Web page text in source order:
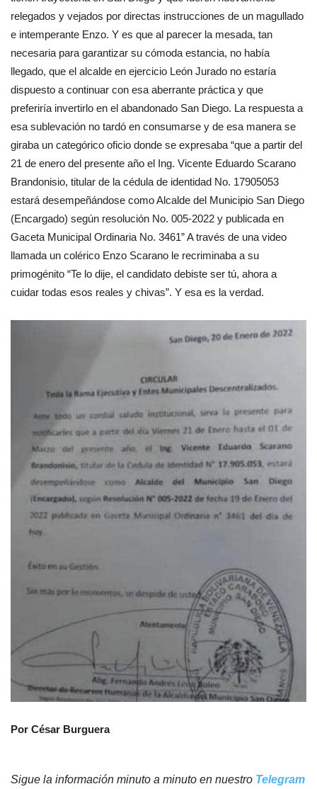
relegados y vejados por directas instrucciones de un magullado
e intemperante Enzo. Y es que al parecer la mesada, tan
necesaria para garantizar su cómoda estancia, no había
llegado, que el alcalde en ejercicio León Jurado no estaría
dispuesto a continuar con esa aberrante práctica y que
preferiría invertirlo en el abandonado San Diego. La respuesta a
esa sublevación no tardó en consumarse y de esa manera se
giraba un categórico oficio donde se expresaba “que a partir del
21 de enero del presente año el Ing. Vicente Eduardo Scarano
Brandonisio, titular de la cédula de identidad No. 17905053
estará desempeñándose como Alcalde del Municipio San Diego
(Encargado) según resolución No. 005-2022 y publicada en
Gaceta Municipal Ordinaria No. 3461” A través de una video
llamada un colérico Enzo Scarano le recriminaba a su
primogénito “Te lo dije, el candidato debiste ser tú, ahora a
cuidar todas esos reales y chivas”. Y esa es la verdad.
Por César Burguera
Sigue la información minuto a minuto en nuestro Telegram